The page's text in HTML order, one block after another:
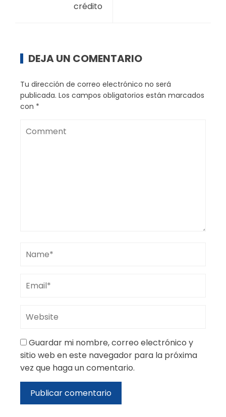
crédito
DEJA UN COMENTARIO
Tu dirección de correo electrónico no será
publicada. Los campos obligatorios están marcados
con *
Guardar mi nombre, correo electrónico y
sitio web en este navegador para la próxima
vez que haga un comentario.